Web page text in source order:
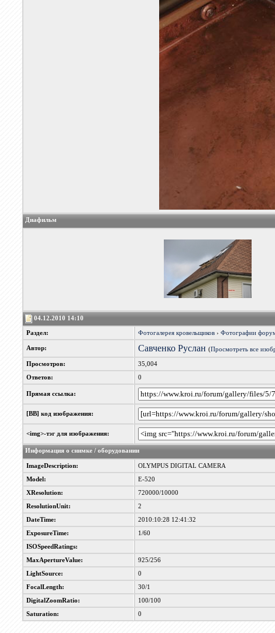
Диафильм
04.12.2010 14:10
Раздел: Фотогалерея кровельщиков ›Фотографии
Автор: Савченко Руслан (Просмотреть все
Просмотров: 35,004
Ответов: 0
Прямая ссылка:
[BB] код изображения:
<img>-тэг для изображения:
Информация о снимке / оборудовании
ImageDescription: OLYMPUS DIGITAL CAMERA
Model: E-520
XResolution: 720000/10000
ResolutionUnit: 2
DateTime: 2010:10:28 12:41:32
ExposureTime: 1/60
ISOSpeedRatings:
MaxApertureValue: 925/256
LightSource: 0
FocalLength: 30/1
DigitalZoomRatio: 100/100
Saturation: 0